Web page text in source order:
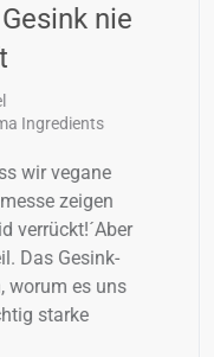
nie
Ingredients
wir vegane
zeigen
verrückt!´Aber
Das Gesink-
worum es uns
starke